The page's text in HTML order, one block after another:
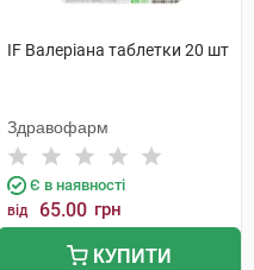
IF Валеріана таблетки 20 шт
Здравофарм
Є в наявності
від 65.00 грн
КУПИТИ